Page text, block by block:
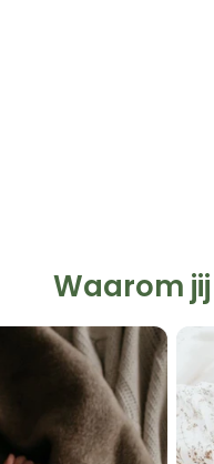
Waarom